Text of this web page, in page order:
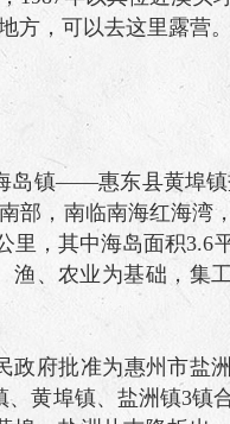
方，可以去这里露营
岛镇——惠东县黄埠
部，南临南海红海湾
里，其中海岛面积3.6
渔、农业为基础，集
政府批准为惠州市盐
、黄埠镇、盐洲镇3镇